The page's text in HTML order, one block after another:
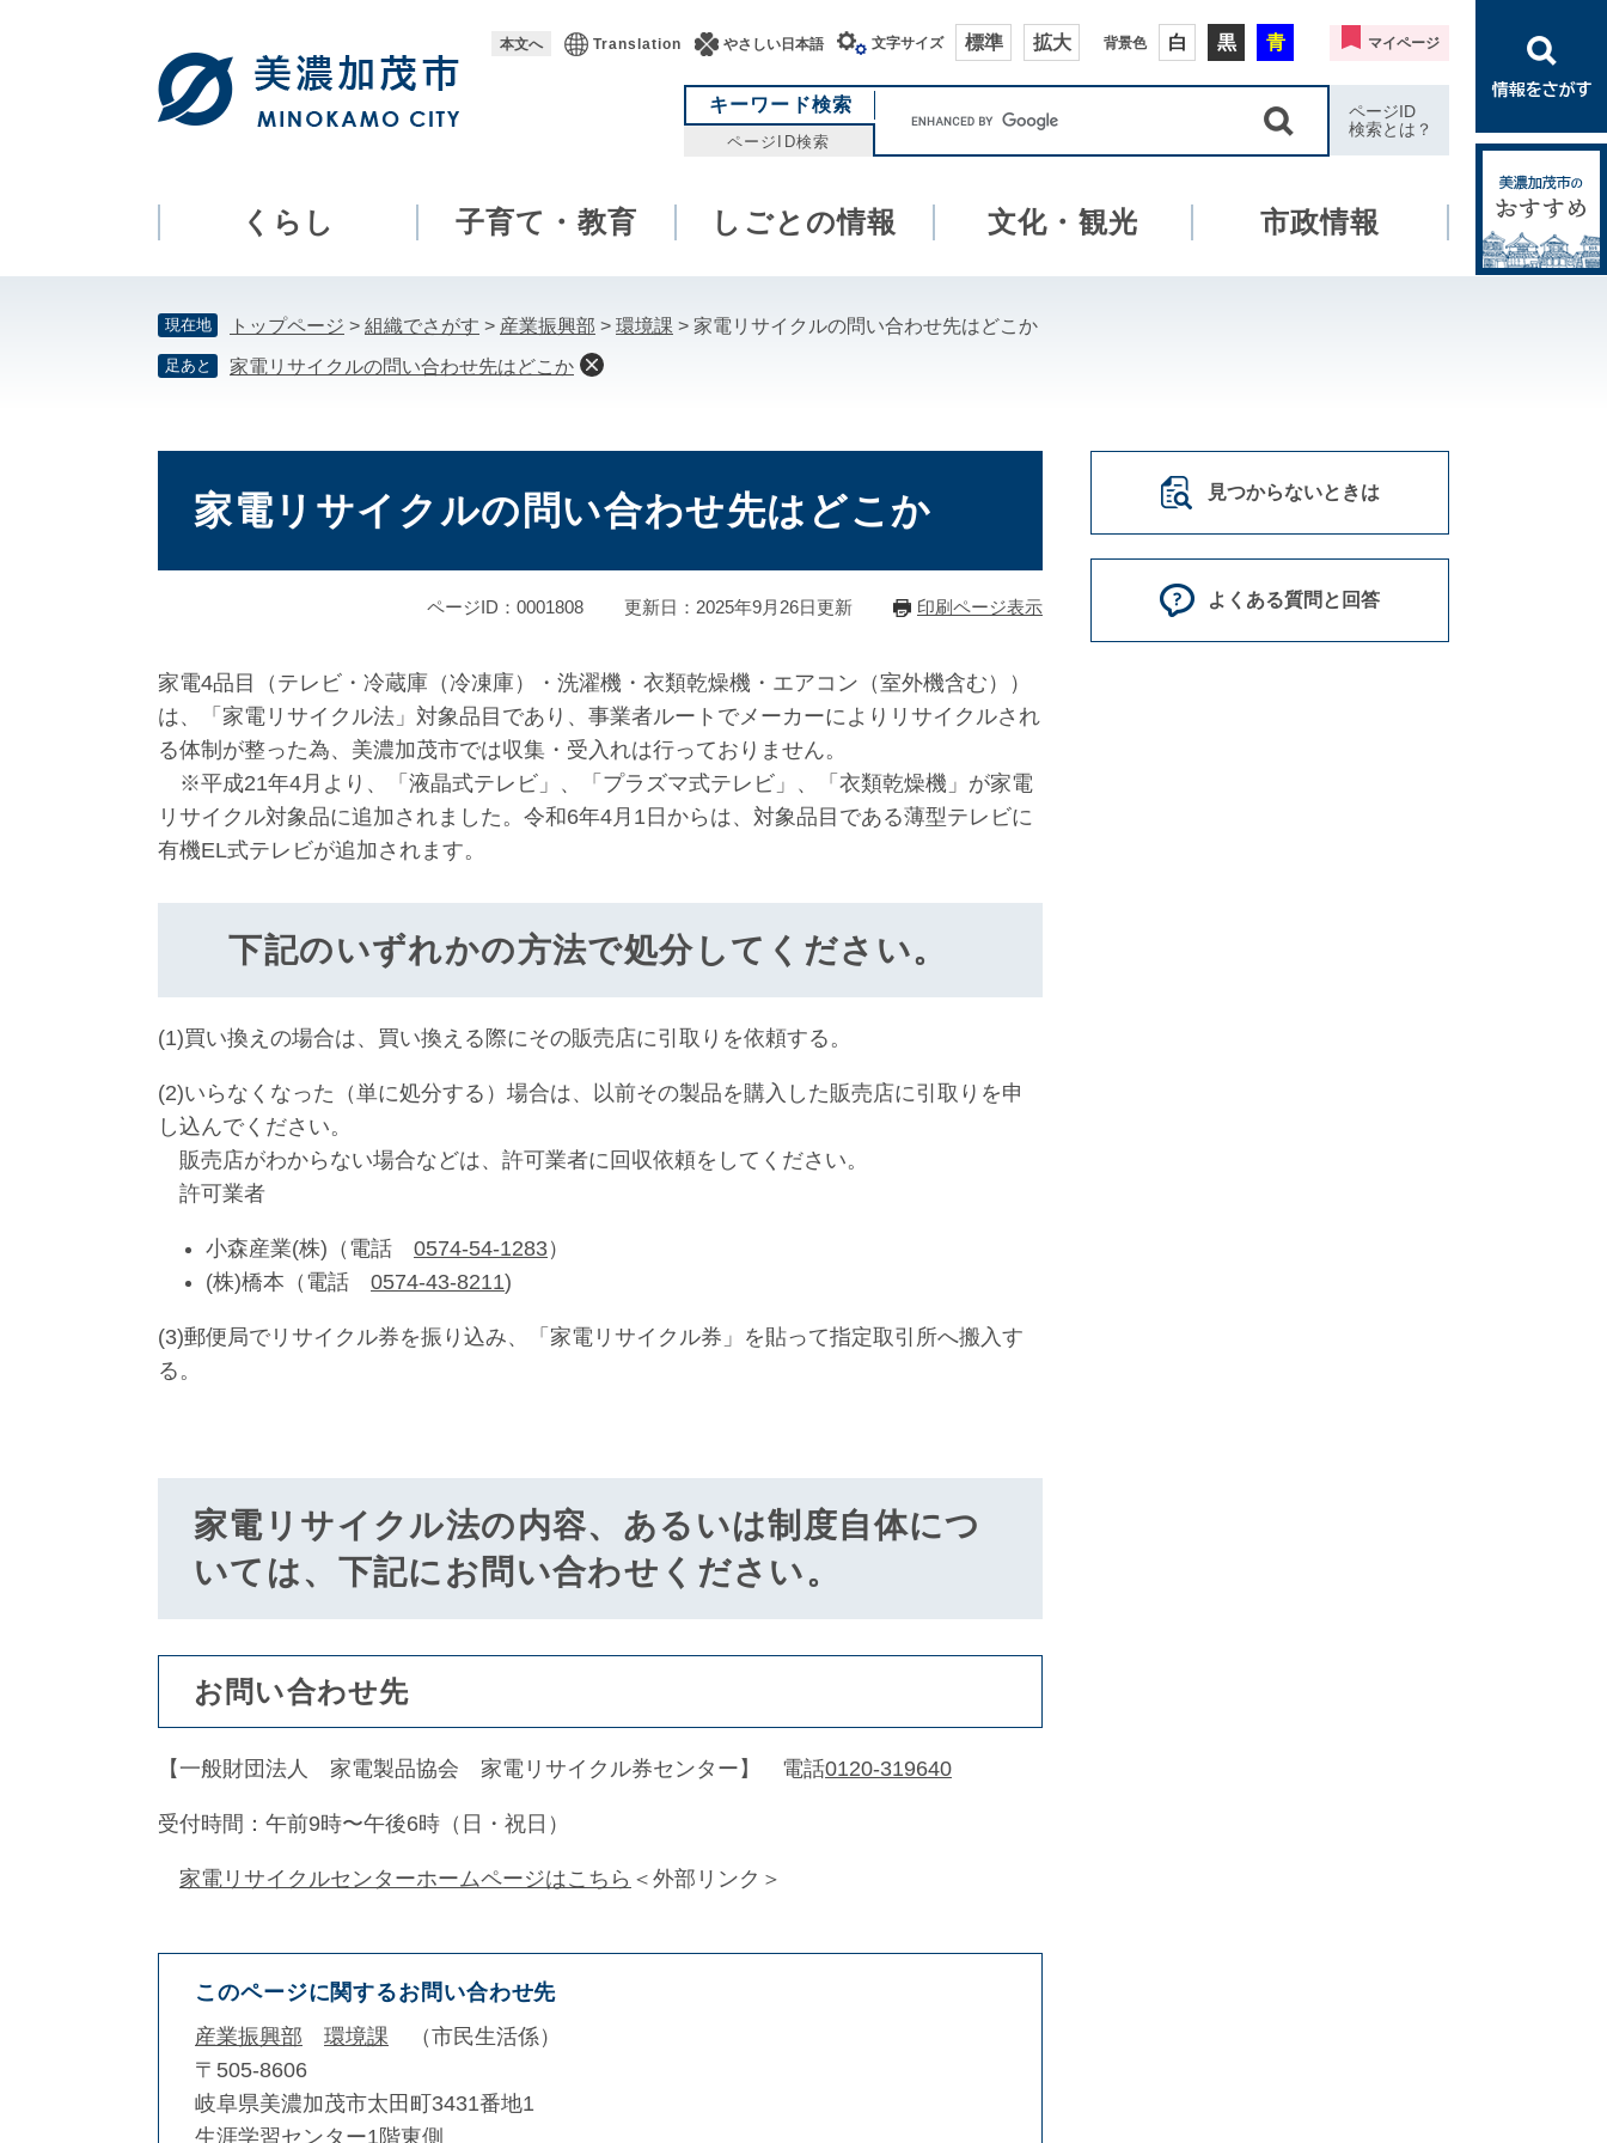
本
本文へ Translation やさしい日本語 文字サイズ 標準 拡大 背景色 白 黒 青 マイページ
キーワード検索
ページID検索
ワ
ド
索
ページID
検索とは？
くらし 子育て・教育 しごとの情報 文化・観光 市政情報
現在地 トップページ > 組織でさがす > 産業振興部 > 環境課 > 家電リサイクルの問い合わせ先はどこか
足あと 家電リサイクルの問い合わせ先はどこか
家電リサイクルの問い合わせ先はどこか
ページID：0001808 更新日：2025年9月26日更新 印刷ページ表示
家電4品目（テレビ・冷蔵庫（冷凍庫）・洗濯機・衣類乾燥機・エアコン（室外機含む））
は、「家電リサイクル法」対象品目であり、事業者ルートでメーカーによりリサイクルされ
る体制が整った為、美濃加茂市では収集・受入れは行っておりません。
※平成21年4月より、「液晶式テレビ」、「プラズマ式テレビ」、「衣類乾燥機」が家電
リサイクル対象品に追加されました。令和6年4月1日からは、対象品目である薄型テレビに
有機EL式テレビが追加されます。
下記のいずれかの方法で処分してください。
(1)買い換えの場合は、買い換える際にその販売店に引取りを依頼する。
(2)いらなくなった（単に処分する）場合は、以前その製品を購入した販売店に引取りを申
し込んでください。
販売店がわからない場合などは、許可業者に回収依頼をしてください。
許可業者
小森産業(株)（電話 0574-54-1283）
(株)橋本（電話 0574-43-8211)
(3)郵便局でリサイクル券を振り込み、「家電リサイクル券」を貼って指定取引所へ搬入す
る。
家電リサイクル法の内容、あるいは制度自体につ
いては、下記にお問い合わせください。
お問い合わせ先
【一般財団法人 家電製品協会 家電リサイクル券センター】 電話0120-319640
受付時間：午前9時〜午後6時（日・祝日）
家電リサイクルセンターホームページはこちら ＜外部リンク＞
このページに関するお問い合わせ先
産業振興部
環境課
市民生活係
〒505-8606
岐阜県美濃加茂市太田町3431番地1
生涯学習センター1階東側
見つからないときは
よくある質問と回答